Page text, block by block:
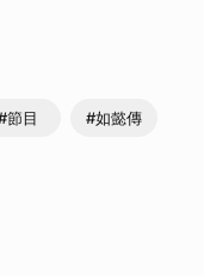
節目 #如懿傳